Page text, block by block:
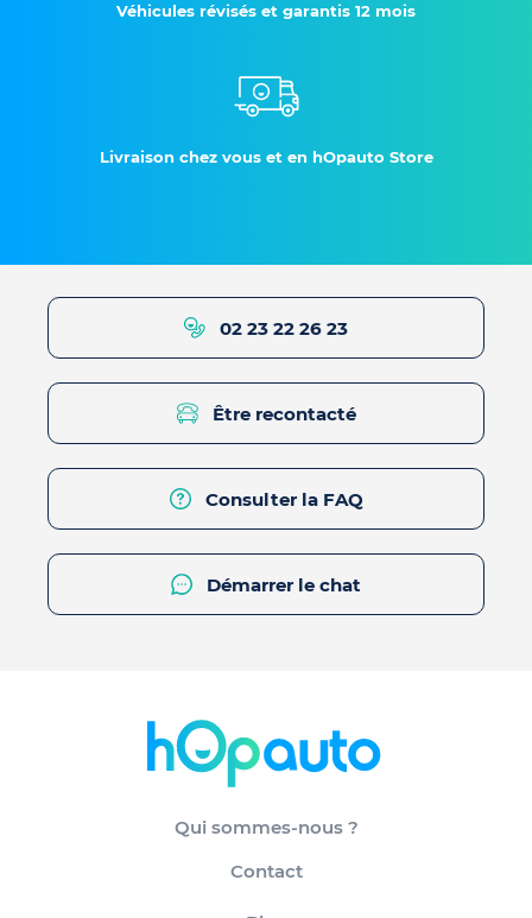
Véhicules révisés et garantis 12 mois
Livraison chez vous et en hOpauto Store
02 23 22 26 23
Être recontacté
Consulter la FAQ
Démarrer le chat
Qui sommes-nous ?
Contact